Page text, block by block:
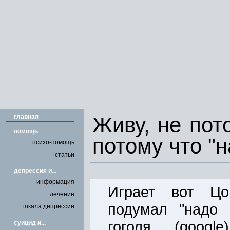
главная
помощь
психо-помощь
статьи
депрессия и...
информация
лечение
шкала депрессии
cуицид и...
Живу, не
потому что
Играет вот
подумал "надо